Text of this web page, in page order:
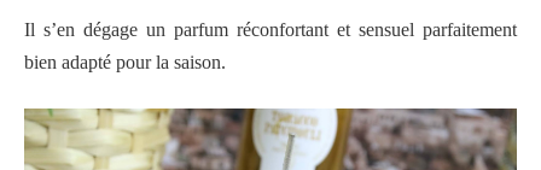
Il s’en dégage un parfum réconfortant et sensuel parfaitement
bien adapté pour la saison.